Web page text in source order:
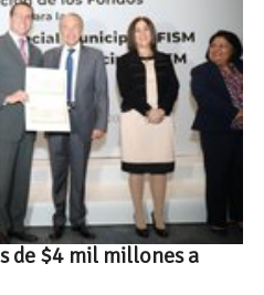
de $4 mil millones a